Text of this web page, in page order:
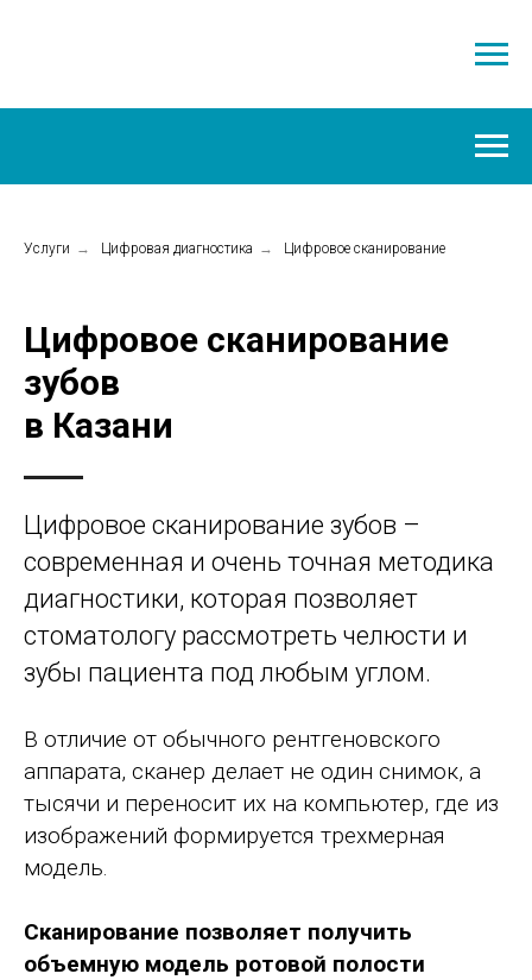
Услуги → Цифровая диагностика → Цифровое сканирование
Цифровое сканирование
зубов
в Казани
Цифровое сканирование зубов –
современная и очень точная методика
диагностики, которая позволяет
стоматологу рассмотреть челюсти и
зубы пациента под любым углом.
В отличие от обычного рентгеновского
аппарата, сканер делает не один снимок, а
тысячи и переносит их на компьютер, где из
изображений формируется трехмерная
модель.
Сканирование позволяет получить
объемную модель ротовой полости